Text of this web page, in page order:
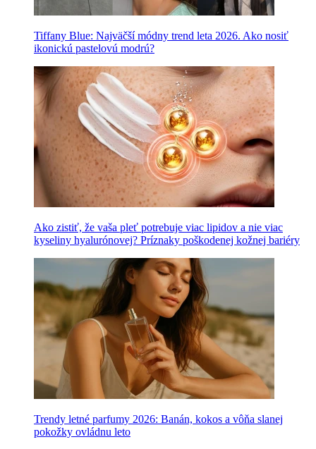
Tiffany Blue: Najväčší módny trend leta 2026. Ako nosiť
ikonickú pastelovú modrú?
Ako zistiť, že vaša pleť potrebuje viac lipidov a nie viac
kyseliny hyalurónovej? Príznaky poškodenej kožnej bariéry
Trendy letné parfumy 2026: Banán, kokos a vôňa slanej
pokožky ovládnu leto